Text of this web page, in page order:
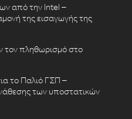
από την Intel –
της εισαγωγής της
τον πληθωρισμό στο
το Παλιό ΓΣΠ –
των υποστατικών